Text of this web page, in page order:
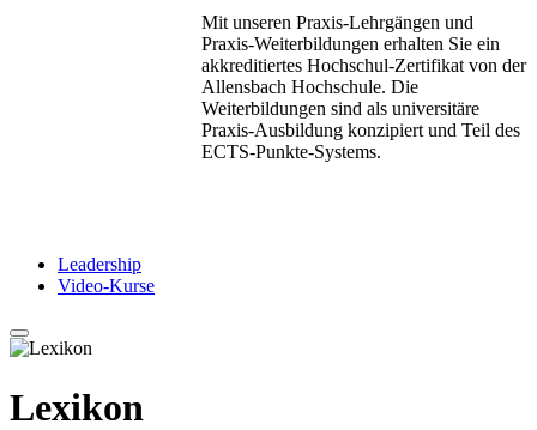
Mit unseren Praxis-Lehrgängen und
Praxis-Weiterbildungen erhalten Sie ein
akkreditiertes Hochschul-Zertifikat von der
Allensbach Hochschule. Die
Weiterbildungen sind als universitäre
Praxis-Ausbildung konzipiert und Teil des
ECTS-Punkte-Systems.
Leadership
Video-Kurse
Lexikon